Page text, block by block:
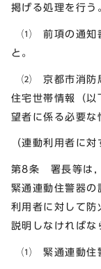
掲げる処理を行う
⑴ 前項の通知書
と。
⑵ 京都市消防局
住宅世帯情報（以
望者に係る必要な
（連動利用者に
第8条 署長等は，
緊通連動住警器の
利用者に対して防
説明しなければな
⑴ 緊通連動住